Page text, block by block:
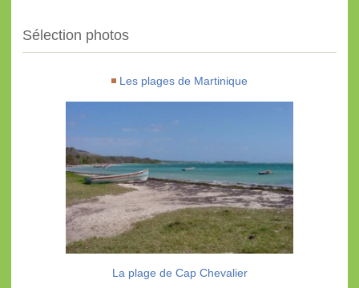
Sélection photos
Les plages de Martinique
La plage de Cap Chevalier